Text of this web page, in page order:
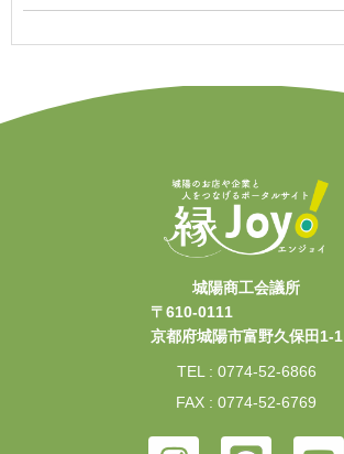
城陽商工会議所
〒610-0111
京都府城陽市富野久保田1-1
TEL : 0774-52-6866
FAX : 0774-52-6769